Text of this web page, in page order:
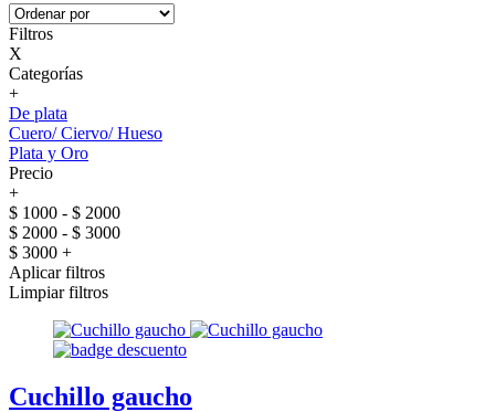
Filtros
X
Categorías
+
De plata
Cuero/ Ciervo/ Hueso
Plata y Oro
Precio
+
$ 1000 - $ 2000
$ 2000 - $ 3000
$ 3000 +
Aplicar filtros
Limpiar filtros
Cuchillo gaucho